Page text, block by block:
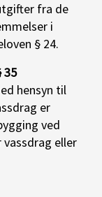
fra de
i
§ 24.
35
hensyn til
er
ved
eller